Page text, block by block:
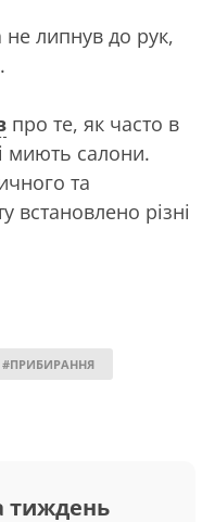
липнув до рук,
про те, як часто в
миють салони.
та
встановлено різні
#ПРИБИРАННЯ
тиждень